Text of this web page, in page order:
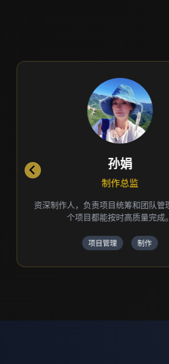
孙娟
制作总监
资深制作人，负责项目统筹和团队管
个项目都能按时高质量完成。
项目管理 制作